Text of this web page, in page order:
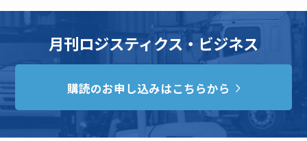
月刊ロジスティクス・ビジネス
購読のお申し込みはこちらから